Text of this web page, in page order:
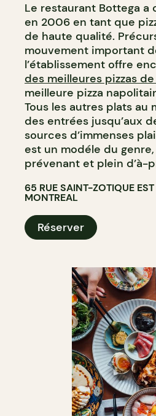
Le restaurant Bottega a
en 2006 en tant que
de haute qualité.
mouvement important
l’établissement offre
des meilleures pizzas
meilleure pizza
Tous les autres plats au
des entrées jusqu’aux
sources d’immenses
est un modéle du
prévenant et plein d’à-
65 RUE SAINT-ZOTIQUE EST
MONTREAL
Réserver